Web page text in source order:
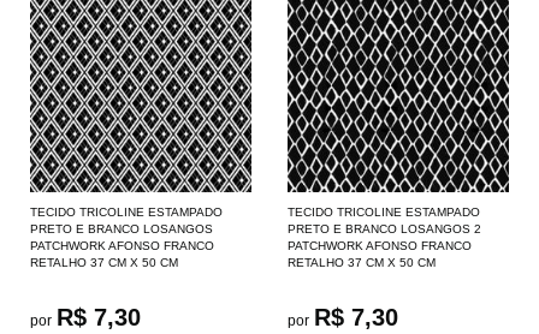
TECIDO TRICOLINE ESTAMPADO
PRETO E BRANCO LOSANGOS
PATCHWORK AFONSO FRANCO
RETALHO 37 CM X 50 CM
por R$ 7,30
TECIDO TRICOLINE ESTAMPADO
PRETO E BRANCO LOSANGOS 2
PATCHWORK AFONSO FRANCO
RETALHO 37 CM X 50 CM
por R$ 7,30